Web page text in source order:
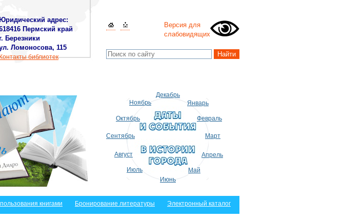
Юридический адрес:
Пермский край
Ломоносова, 115
библиотек
Версия для
слабовидящих
Январь
Февраль
Март
Апрель
Май
Июнь
Июль
Август
Сентябрь
Октябрь
Ноябрь
Декабрь
книгами Бронирование литературы Электронный каталог